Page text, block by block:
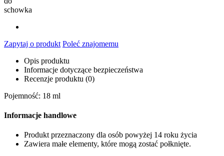
schowka
Zapytaj o produkt Poleć znajomemu
Opis produktu
Informacje dotyczące bezpieczeństwa
Recenzje produktu (0)
Pojemność: 18 ml
Informacje handlowe
Produkt przeznaczony dla osób powyżej 14 roku życia
Zawiera małe elementy, które mogą zostać połknięte.